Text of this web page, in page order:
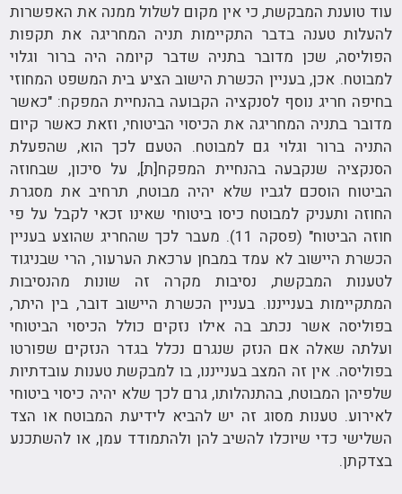
עוד טוענת המבקשת, כי אין מקום לשלול ממנה את האפשרות
להעלות טענה בדבר התקיימות תניה המחריגה את תקפות
הפוליסה, שכן מדובר בתניה שדבר קיומה היה ברור וגלוי
למבוטח. אכן, בעניין הכשרת הישוב הציע בית המשפט המחוזי
בחיפה חריג נוסף לסנקציה הקבועה בהנחיית המפקח: "כאשר
מדובר בתניה המחריגה את הכיסוי הביטוחי, וזאת כאשר קיום
התניה ברור וגלוי גם למבוטח. הטעם לכך הוא, שהפעלת
הסנקציה שנקבעה בהנחיית המפקח[ת], על סיכון, שבחוזה
הביטוח הוסכם לגביו שלא יהיה מבוטח, תרחיב את מסגרת
החוזה ותעניק למבוטח כיסו ביטוחי שאינו זכאי לקבל על פי
חוזה הביטוח" (פסקה 11). מעבר לכך שהחריג שהוצע בעניין
הכשרת היישוב לא עמד במבחן ערכאת הערעור, הרי שבניגוד
לטענות המבקשת, נסיבות מקרה זה שונות מהנסיבות
המתקיימות בענייננו. בעניין הכשרת היישוב דובר, בין היתר,
בפוליסה אשר נכתב בה אילו נזקים כולל הכיסוי הביטוחי
ועלתה שאלה אם הנזק שנגרם נכלל בגדר הנזקים שפורטו
בפוליסה. אין זה המצב בענייננו, בו למבקשת טענות עובדתיות
שלפיהן המבוטח, בהתנהלותו, גרם לכך שלא יהיה כיסוי ביטוחי
לאירוע. טענות מסוג זה יש להביא לידיעת המבוטח או הצד
השלישי כדי שיוכלו להשיב להן ולהתמודד עמן, או להשתכנע
בצדקתן.